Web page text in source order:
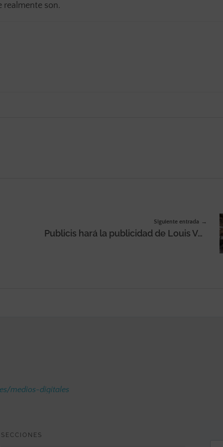
realmente son.
Siguiente entrada
Publicis hará la publicidad de Louis Vuitton en EMEA
medios-digitales
SECCIONES